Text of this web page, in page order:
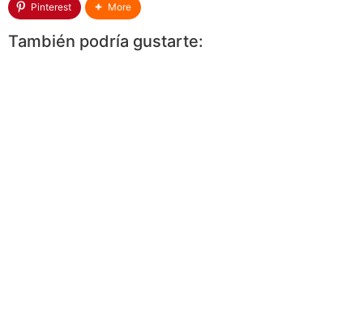
Pinterest More
También podría gustarte: